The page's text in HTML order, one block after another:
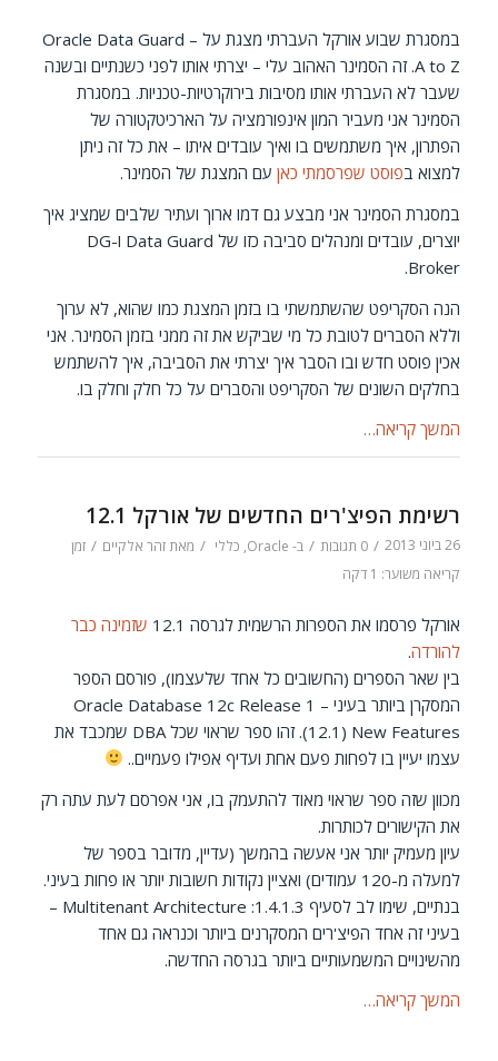
במסגרת שבוע אורקל העברתי מצגת על Oracle Data Guard –
A to Z. זה הסמינר האהוב עלי – יצרתי אותו לפני כשנתיים ובשנה
שעבר לא העברתי אותו מסיבות בירוקרטיות-טכניות. במסגרת
הסמינר אני מעביר המון אינפורמציה על הארכיטקטורה של
הפתרון, איך משתמשים בו ואיך עובדים איתו – את כל זה ניתן
למצוא בפוסט שפרסמתי כאןעם המצגת של הסמינר.
במסגרת הסמינר אני מבצע גם דמו ארוך ועתיר שלבים שמציג איך
יוצרים, עובדים ומנהלים סביבה כזו של Data Guard ו-DG
Broker.
הנה הסקריפט שהשתמשתי בו בזמן המצגת כמו שהוא, לא ערוך
וללא הסברים לטובת כל מי שביקש את זה ממני בזמן הסמינר. אני
אכין פוסט חדש ובו הסבר איך יצרתי את הסביבה, איך להשתמש
בחלקים השונים של הסקריפט והסברים על כל חלק וחלק בו.
המשך קריאה…
רשימת הפיצ'רים החדשים של אורקל 12.1
26 ביוני 2013 / 0 תגובות / ב- Oracle
, כללי / מאתזהר אלקיים / זמן
קריאה משוער: 1 דקה
אורקל פרסמו את הספרות הרשמית לגרסה 12.1
שזמינה כבר
להורדה.
בין שאר הספרים (החשובים כל אחד שלעצמו), פורסם הספר
המסקרן ביותר בעיני – Oracle Database 12c Release 1
(12.1) New Features. זהו ספר שראוי שכל DBA שמכבד את
עצמו יעיין בו לפחות פעם אחת ועדיף אפילו פעמיים..
מכוון שזה ספר שראוי מאוד להתעמק בו, אני אפרסם לעת עתה רק
את הקישורים לכותרות.
עיון מעמיק יותר אני אעשה בהמשך (עדיין, מדובר בספר של
למעלה מ-120 עמודים) ואציין נקודות חשובות יותר או פחות בעיני.
בנתיים, שימו לב לסעיף 1.4.1.3: Multitenant Architecture –
בעיני זה אחד הפיצ'רים המסקרנים ביותר וכנראה גם אחד
מהשינויים המשמעותיים ביותר בגרסה החדשה.
המשך קריאה…